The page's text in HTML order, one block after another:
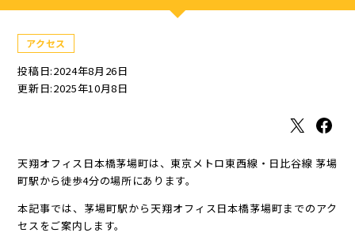
アクセス
投稿日:2024年8月26日
更新日:2025年10月8日
X Facebook
天翔オフィス日本橋茅場町は、東京メトロ東西線・日比谷線 茅場
町駅から徒歩4分の場所にあります。
本記事では、茅場町駅から天翔オフィス日本橋茅場町までのアク
セスをご案内します。